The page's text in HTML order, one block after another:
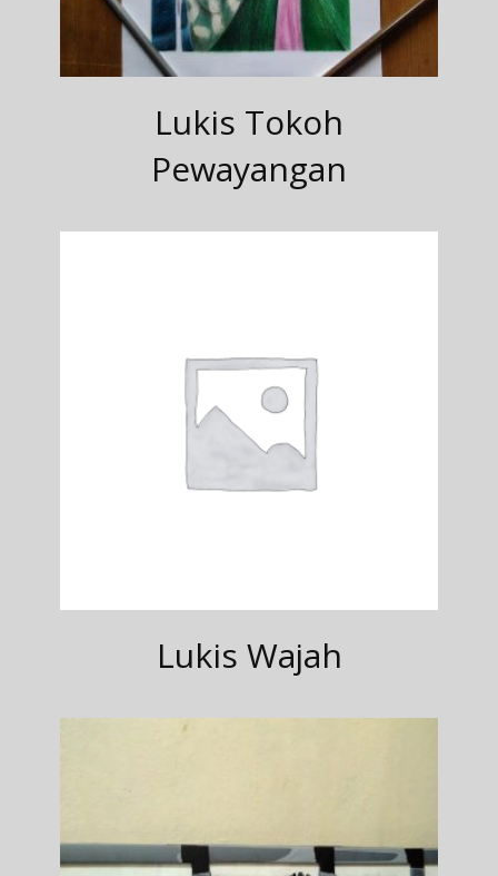
Lukis Tokoh
Pewayangan
Lukis Wajah